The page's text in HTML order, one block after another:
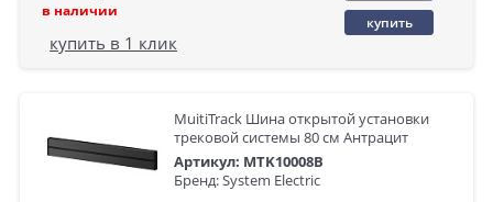
в наличии
купить
купить в 1 клик
MuitiTrack Шина открытой установки
трековой системы 80 см Антрацит
Артикул: MTK10008B
Бренд: System Electric